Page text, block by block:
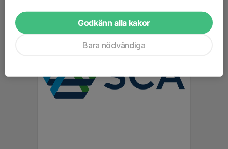
Godkänn alla kakor
Bara nödvändiga